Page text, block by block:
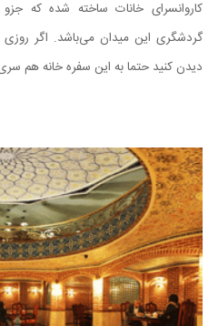
کاروانسرای خانات ساخته شده که
گردشگری این میدان می‌باشد. اگر روزی
دیدن کنید حتما به این سفره خانه هم